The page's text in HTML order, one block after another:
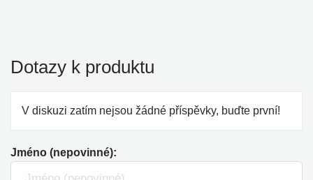
Dotazy k produktu
V diskuzi zatím nejsou žádné příspěvky, buďte první!
Jméno (nepovinné):